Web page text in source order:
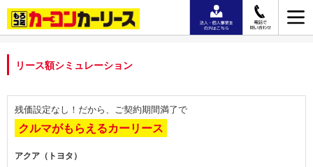
リース額シミュレーション
残価設定なし！だから、ご契約期間満了で
クルマがもらえるカーリース
アクア（トヨタ）